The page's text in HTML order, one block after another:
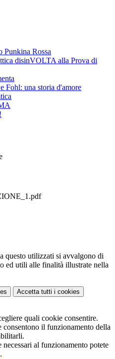
Punkina Rossa
disinVOLTA alla Prova di
Fohl: una storia d'amore
questo utilizzati si avvalgono di
ed utili alle finalità illustrate nella
Accetta tutti i cookies
quali cookie consentire.
consentono il funzionamento della
al funzionamento potete
.